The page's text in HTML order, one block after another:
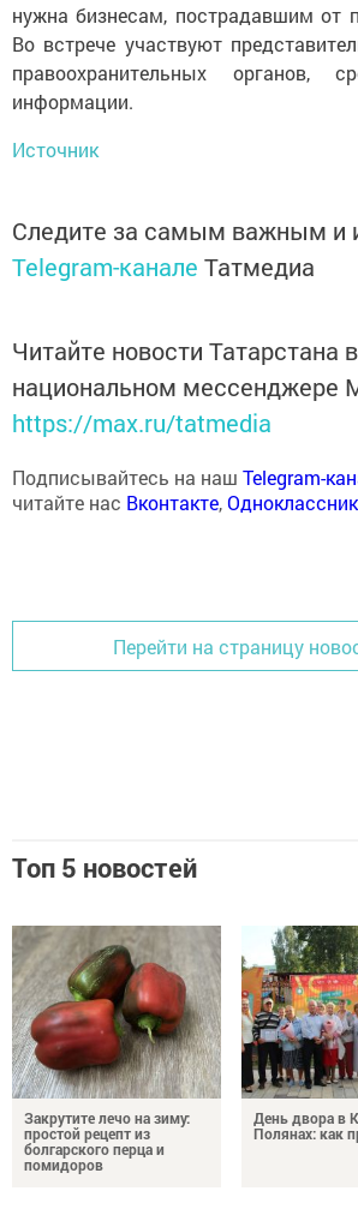
нужна бизнесам, пострадавшим от
Во встрече участвуют
правоохранительных органов,
информации.
Источник
Следите за самым важным и
Telegram-канале Татмедиа
Читайте новости Татарстана в
национальном мессенджере
https://max.ru/tatmedia
Подписывайтесь на наш Telegram-
читайте нас Вконтакте,
Перейти на страницу
Топ 5 новостей
Закрутите лечо на зиму:
простой рецепт из
болгарского перца и
помидоров
День двора в
Полянах: как